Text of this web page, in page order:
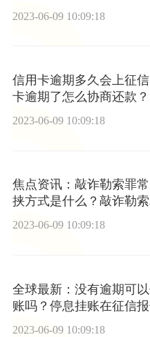
2023-06-09 10:09:18
信用卡逾期多久会上征
卡逾期了怎么协商还款？
2023-06-09 10:09:18
焦点资讯：敲诈勒索罪
挟方式是什么？敲诈勒
的客体主要是谁？
2023-06-09 10:09:18
全球最新：没有逾期可
账吗？停息挂账在征信
2023-06-09 10:09:18